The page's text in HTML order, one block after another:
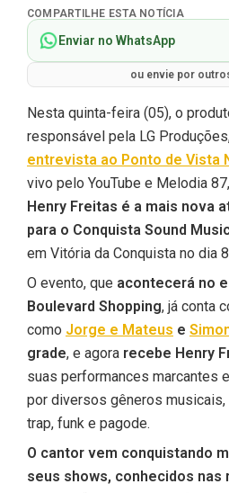
COMPARTILHE ESTA NOTÍCIA
Enviar no WhatsApp
ou envie por
Nesta quinta-feira (05), o
responsável pela LG
entrevista ao Ponto de Vista
vivo pelo YouTube e Melodia
Henry Freitas é a mais nova
para o Conquista Sound
em Vitória da Conquista no dia
O evento, que acontecerá no
Boulevard Shopping, já conta
como Jorge e Mateus e
grade, e agora recebe Henry
suas performances marcantes
por diversos gêneros musicais,
trap, funk e pagode.
O cantor vem conquistando
seus shows, conhecidos